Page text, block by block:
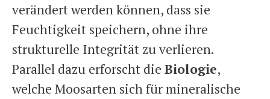
verändert werden können, dass sie
Feuchtigkeit speichern, ohne ihre
strukturelle Integrität zu verlieren.
Parallel dazu erforscht die Biologie,
welche Moosarten sich für mineralische